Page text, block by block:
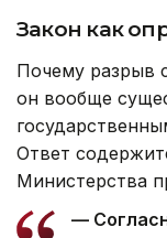
Закон как
Почему разрыв
он вообще
Ответ
Министерства
—